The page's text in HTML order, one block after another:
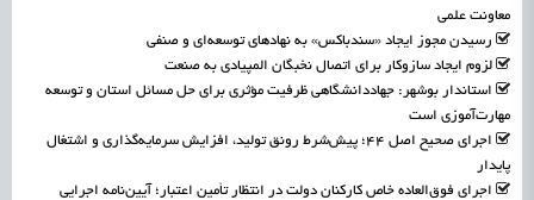
معاونت علمی
رسیدن مجوز ایجاد «سندباکس» به نهادهای توسعه‌ای و صنفی
لزوم ایجاد سازوکار برای اتصال نخبگان المپیادی به صنعت
استاندار بوشهر: جهاددانشگاهی ظرفیت مؤثری برای حل مسائل استان و توسعه
مهارت‌آموزی است
اجرای صحیح اصل ۴۴؛ پیش‌شرط رونق تولید، افزایش سرمایه‌گذاری و اشتغال
پایدار
اجرای فوق‌العاده خاص کارکنان دولت در انتظار تأمین اعتبار؛ آیین‌نامه اجرایی